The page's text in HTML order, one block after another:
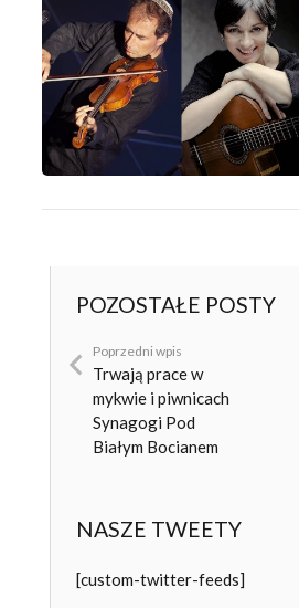
POZOSTAŁE POSTY
Poprzedni wpis
Trwają prace w
mykwie i piwnicach
Synagogi Pod
Białym Bocianem
NASZE TWEETY
[custom-twitter-feeds]